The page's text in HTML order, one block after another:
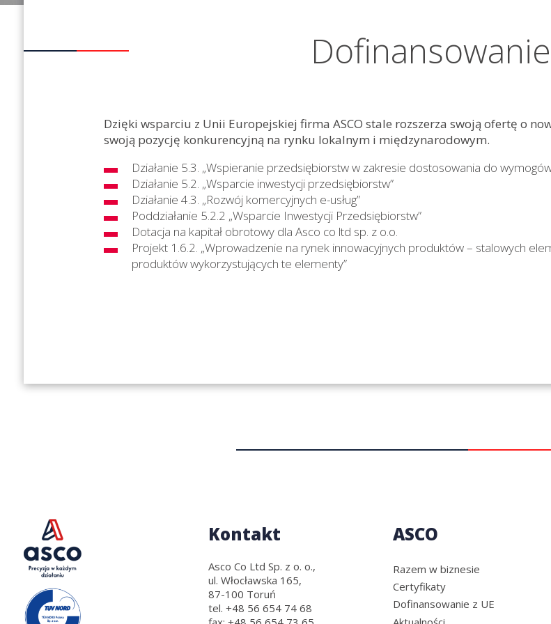
Dzięki wsparciu z Unii Europejskiej firma ASCO stale rozszerza swoją ofertę o
swoją pozycję konkurencyjną na rynku lokalnym i międzynarodowym.
Działanie 5.3. „Wspieranie przedsiębiorstw w zakresie dostosowania do
Działanie 5.2. „Wsparcie inwestycji przedsiębiorstw”
Działanie 4.3. „Rozwój komercyjnych e-usług”
Poddziałanie 5.2.2 „Wsparcie Inwestycji Przedsiębiorstw”
Dotacja na kapitał obrotowy dla Asco co ltd sp. z o.o.
Projekt 1.6.2. „Wprowadzenie na rynek innowacyjnych produktów – stalowych
produktów wykorzystujących te elementy”
Kontakt
Asco Co Ltd Sp. z o. o.,
ul. Włocławska 165,
87-100 Toruń
tel. +48 56 654 74 68
ASCO
Razem w biznesie
Certyfikaty
Dofinansowanie z UE